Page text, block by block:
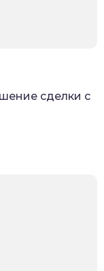
сделки с